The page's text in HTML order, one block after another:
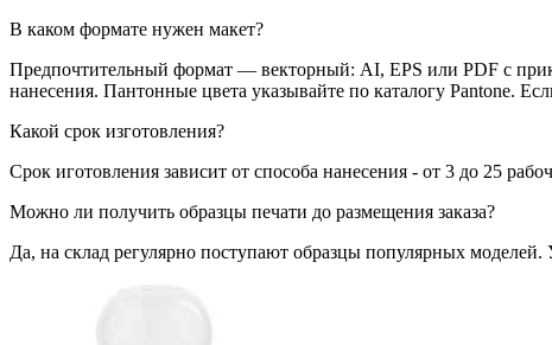
В каком формате нужен макет?
Предпочтительный формат — векторный: AI, EPS или PDF с
нанесения. Пантонные цвета указывайте по каталогу Pantone.
Какой срок изготовления?
Срок иготовления зависит от способа нанесения - от 3 до 25
Можно ли получить образцы печати до размещения заказа?
Да, на склад регулярно поступают образцы популярных